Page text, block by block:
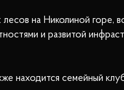
на Николиной горе,
и развитой
находится семейный